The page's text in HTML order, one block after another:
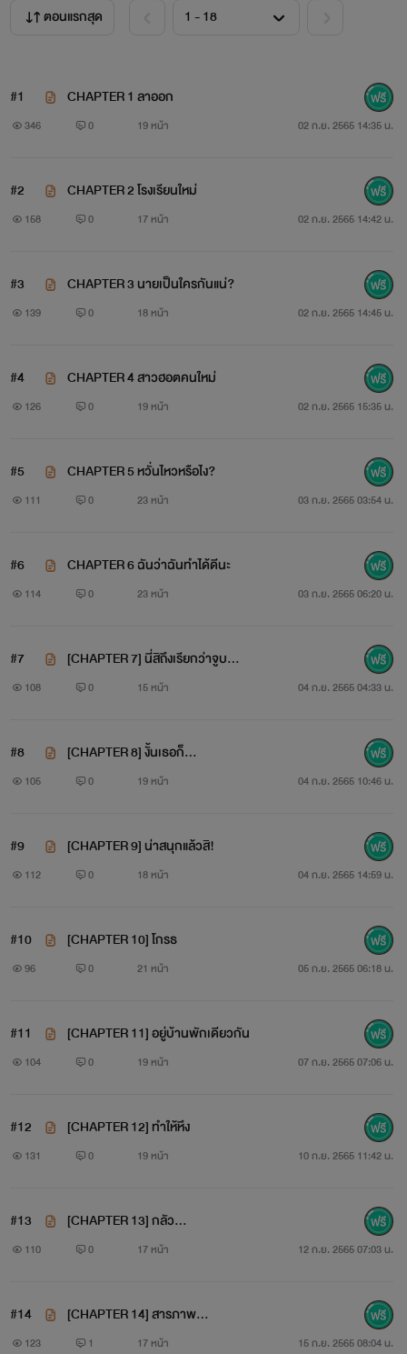
[ตัวละคร]
คิม โฮซอน [Kim Hozon]
ตอนแรกสุด
#1 CHAPTER 1 ลาออก
346 0 19 หน้า 02 ก.ย. 2565 14:35 น.
#2 CHAPTER 2 โรงเรียนใหม่
158 0 17 หน้า 02 ก.ย. 2565 14:42 น.
#3 CHAPTER 3 นายเป็นใครกันแน่?
139 0 18 หน้า 02 ก.ย. 2565 14:45 น.
#4 CHAPTER 4 สาวฮอตคนใหม่
126 0 19 หน้า 02 ก.ย. 2565 15:35 น.
#5 CHAPTER 5 หวั่นไหวหรือไง?
111 0 23 หน้า 03 ก.ย. 2565 03:54 น.
#6 CHAPTER 6 ฉันว่าฉันทำได้ดีนะ
114 0 23 หน้า 03 ก.ย. 2565 06:20 น.
#7 [CHAPTER 7] นี่สิถึงเรียกว่าจูบ…
108 0 15 หน้า 04 ก.ย. 2565 04:33 น.
#8 [CHAPTER 8] งั้นเธอก็…
105 0 19 หน้า 04 ก.ย. 2565 10:46 น.
#9 [CHAPTER 9] น่าสนุกแล้วสิ!
112 0 18 หน้า 04 ก.ย. 2565 14:59 น.
#10 [CHAPTER 10] โกรธ
96 0 21 หน้า 05 ก.ย. 2565 06:18 น.
#11 [CHAPTER 11] อยู่บ้านพักเดียวกัน
104 0 19 หน้า 07 ก.ย. 2565 07:06 น.
#12 [CHAPTER 12] ทำให้หึง
131 0 19 หน้า 10 ก.ย. 2565 11:42 น.
#13 [CHAPTER 13] กลัว…
110 0 17 หน้า 12 ก.ย. 2565 07:03 น.
#14 [CHAPTER 14] สารภาพ…
123 1 17 หน้า 15 ก.ย. 2565 08:04 น.